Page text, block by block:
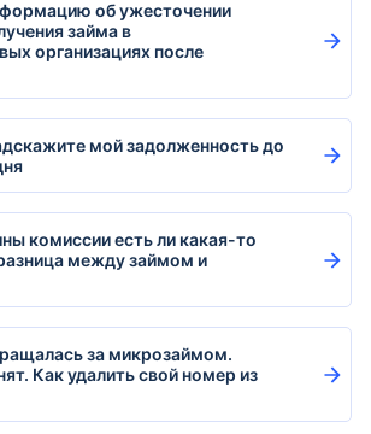
об ужесточении
займа в
организациях после
мой задолженность до
комиссии есть ли какая-то
между займом и
за микрозаймом.
Как удалить свой номер из